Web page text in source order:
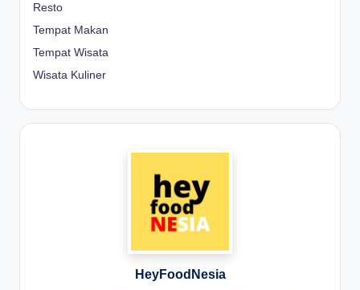
Resto
Tempat Makan
Tempat Wisata
Wisata Kuliner
HeyFoodNesia